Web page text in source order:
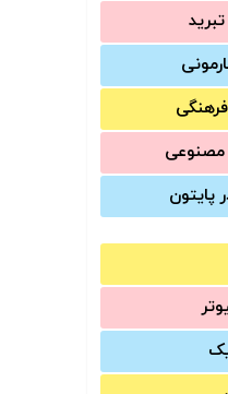
مصنوعی
پایتون